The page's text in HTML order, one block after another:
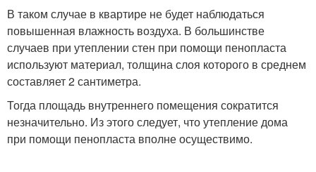
В таком случае в квартире не будет наблюдаться
повышенная влажность воздуха. В большинстве
случаев при утеплении стен при помощи пенопласта
используют материал, толщина слоя которого в среднем
составляет 2 сантиметра.
Тогда площадь внутреннего помещения сократится
незначительно. Из этого следует, что утепление дома
при помощи пенопласта вполне осуществимо.